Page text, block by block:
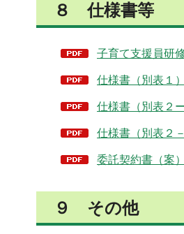
８ 仕様書等
子育て支援員研
仕様書（別表１
仕様書（別表２
仕様書（別表２
委託契約書（案
９ その他